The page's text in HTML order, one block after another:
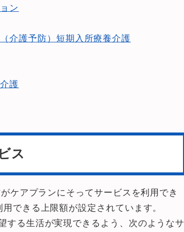
ン
介護予防）短期入所療養介護
護
ス
ケアプランにそってサービスを利用でき
できる上限額が設定されています。
る生活が実現できるよう、次のようなサ